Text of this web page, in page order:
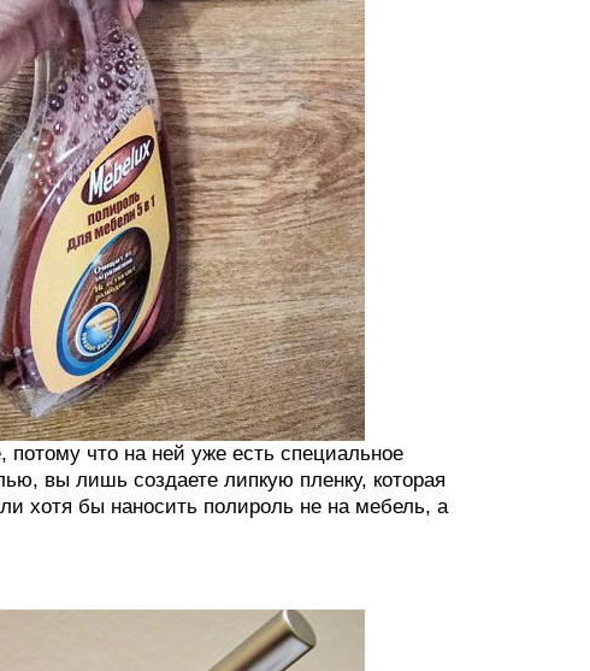
потому что на ней уже есть специальное
вы лишь создаете липкую пленку, которая
хотя бы наносить полироль не на мебель, а